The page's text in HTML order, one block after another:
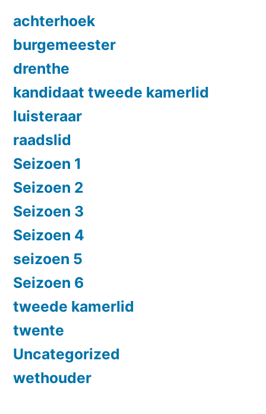
achterhoek
burgemeester
drenthe
kandidaat tweede kamerlid
luisteraar
raadslid
Seizoen 1
Seizoen 2
Seizoen 3
Seizoen 4
seizoen 5
Seizoen 6
tweede kamerlid
twente
Uncategorized
wethouder